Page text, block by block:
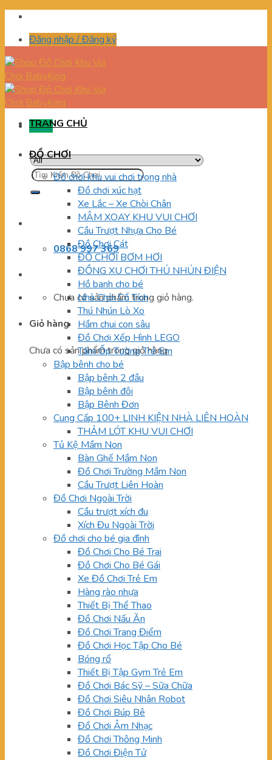
Skip
contentĐăng nhập / Đăng ký
Menu
Tìm
kiếm:
0868 997 369
Chưa có sản phẩm trong giỏ hàng.
Giỏ hàng
Chưa có sản phẩm trong giỏ hàng.
TRANG CHỦ
ĐỒ CHƠI
Đồ chơi khu vui chơi trong nhà
Đồ chơi xúc hạt
Xe Lắc – Xe Chòi Chân
MÂM XOAY KHU VUI CHƠI
Cầu Trượt Nhựa Cho Bé
Đồ Chơi Cát
ĐỒ CHƠI BƠM HƠI
ĐỒNG XU CHƠI THÚ NHÚN ĐIỆN
Hồ banh cho bé
Nhà Chòi Cổ Tích
Thú Nhún Lò Xo
Hầm chui con sâu
Đồ Chơi Xếp Hình LEGO
Tấm Ốp Tường Trẻ Em
Bập bênh cho bé
Bập bênh 2 đầu
Bập bênh đôi
Bập Bênh Đơn
Cung Cấp 100+ LINH KIỆN NHÀ LIÊN HOÀN
THẢM LÓT KHU VUI CHƠI
Tủ Kệ Mầm Non
Bàn Ghế Mầm Non
Đồ Chơi Trường Mầm Non
Cầu Trượt Liên Hoàn
Đồ Chơi Ngoài Trời
Cầu trượt xích đu
Xích Đu Ngoài Trời
Đồ chơi cho bé gia đình
Đồ Chơi Cho Bé Trai
Đồ Chơi Cho Bé Gái
Xe Đồ Chơi Trẻ Em
Hàng rào nhựa
Thiết Bị Thể Thao
Đồ Chơi Nấu Ăn
Đồ Chơi Trang Điểm
Đồ Chơi Học Tập Cho Bé
Bóng rổ
Thiết Bị Tập Gym Trẻ Em
Đồ Chơi Bác Sỹ – Sữa Chữa
Đồ Chơi Siêu Nhân Robot
Đồ Chơi Búp Bê
Đồ Chơi Âm Nhạc
Đồ Chơi Thông Minh
Đồ Chơi Điện Tử